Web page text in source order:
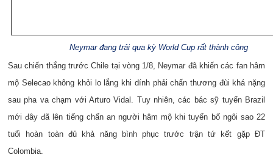
Neymar đang trải qua kỳ World Cup rất thành công
Sau chiến thắng trước Chile tại vòng 1/8, Neymar đã khiến các fan hâm
mộ Selecao không khỏi lo lắng khi dính phải chấn thương đùi khá nặng
sau pha va chạm với Arturo Vidal. Tuy nhiên, các bác sỹ tuyển Brazil
mới đây đã lên tiếng chấn an người hâm mộ khi tuyến bố ngôi sao 22
tuổi hoàn toàn đủ khả năng bình phục trước trận tứ kết gặp ĐT
Colombia.